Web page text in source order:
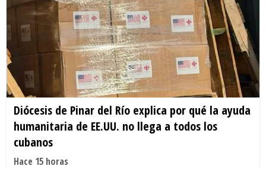
Diócesis de Pinar del Río explica por qué la ayuda
humanitaria de EE.UU. no llega a todos los
cubanos
Hace 15 horas